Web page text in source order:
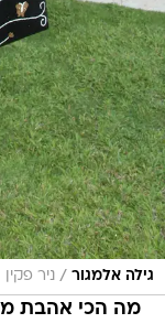
גילה אלמגור / ניר פקין
מה הכי אהבת